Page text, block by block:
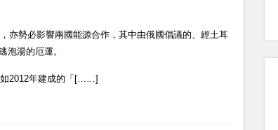
亦勢必影響兩國能源合作，其中由俄國倡議的、經土耳
泡湯的厄運。
如2012年建成的「[……]